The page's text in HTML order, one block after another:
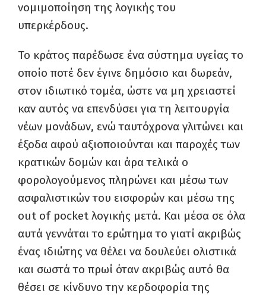
νομιμοποίηση της λογικής του
υπερκέρδους.
Το κράτος παρέδωσε ένα σύστημα υγείας το
οποίο ποτέ δεν έγινε δημόσιο και δωρεάν,
στον ιδιωτικό τομέα, ώστε να μη χρειαστεί
καν αυτός να επενδύσει για τη λειτουργία
νέων μονάδων, ενώ ταυτόχρονα γλιτώνει και
έξοδα αφού αξιοποιούνται και παροχές των
κρατικών δομών και άρα τελικά ο
φορολογούμενος πληρώνει και μέσω των
ασφαλιστικών του εισφορών και μέσω της
out of pocket λογικής μετά. Και μέσα σε όλα
αυτά γεννάται το ερώτημα το γιατί ακριβώς
ένας ιδιώτης να θέλει να δουλεύει ολιστικά
και σωστά το πρωί όταν ακριβώς αυτό θα
θέσει σε κίνδυνο την κερδοφορία της